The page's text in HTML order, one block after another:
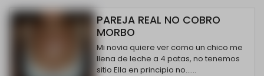
PAREJA REAL NO COBRO
MORBO
Mi novia quiere ver como un chico me
llena de leche a 4 patas, no tenemos
sitio Ella en principio no......